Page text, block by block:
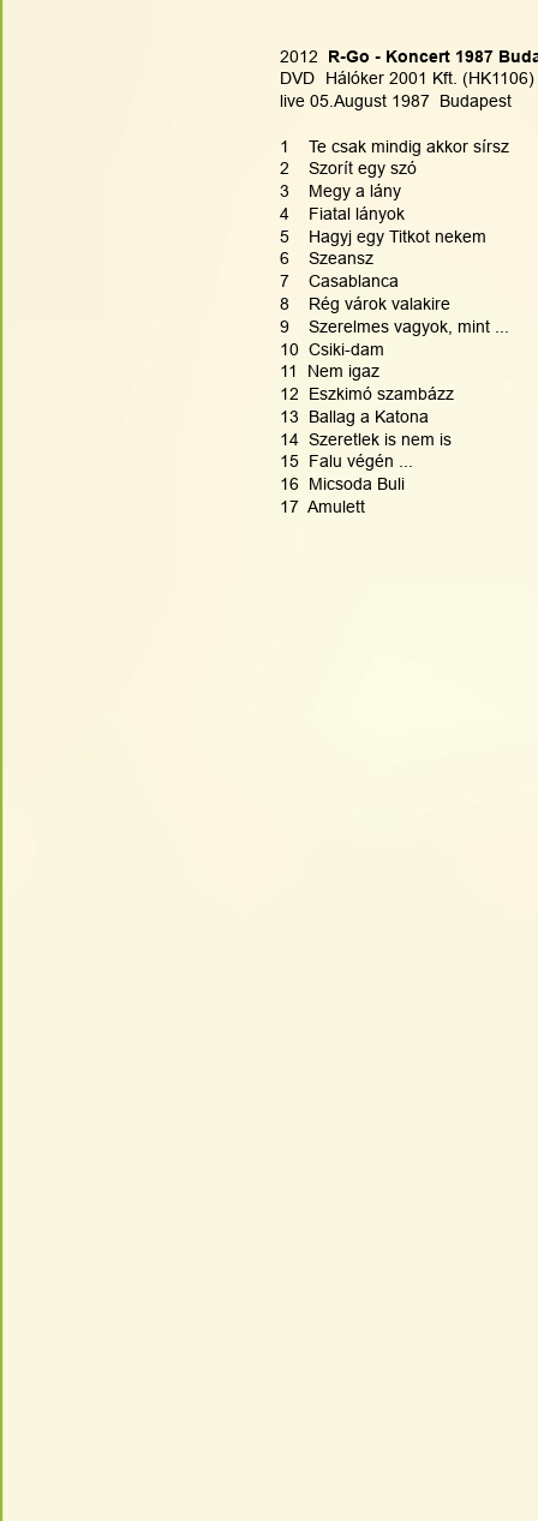
2012
R-Go - Koncert 1987
DVD
Hálóker 2001 Kft. (HK1106)
live 05.August 1987  Budapest
1    Te csak mindig akkor sírsz
2    Szorít egy szó
3    Megy a lány
4    Fiatal lányok
5    Hagyj egy Titkot nekem
6    Szeansz
7    Casablanca
8    Rég várok valakire
9    Szerelmes vagyok, mint ...
10  Csiki-dam
11  Nem igaz
12  Eszkimó szambázz
13  Ballag a Katona
14  Szeretlek is nem is
15  Falu végén ...
16  Micsoda Buli
17  Amulett